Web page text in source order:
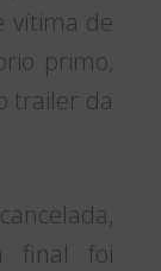
vítima de
primo,
trailer da
final foi